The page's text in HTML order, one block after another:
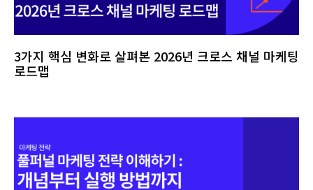
3가지 핵심 변화로 살펴본 2026년 크로스 채널 마케팅
로드맵